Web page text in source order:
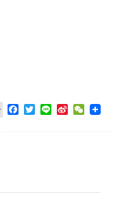
Facebook
Twitter
Line Sina WeChat